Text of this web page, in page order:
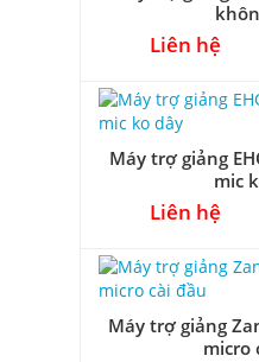
Liên hệ
Máy trợ giảng
mic
Liên hệ
Máy trợ giảng
micro